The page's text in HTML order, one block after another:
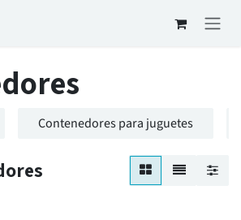
Contenedores para juguetes